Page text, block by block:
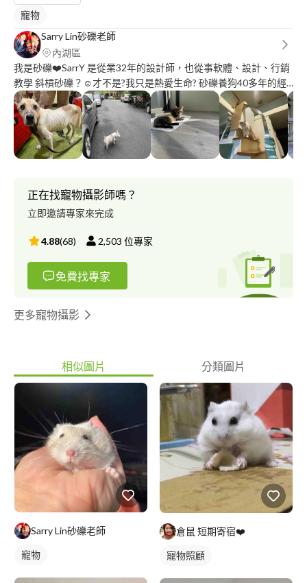
寵物
Sarry Lin砂礫老師
內湖區
我是砂礫❤️SarrY 是從業32年的設計師，也從事軟體、設計、行銷
教學 斜槓砂礫？☺️才不是?我只是熱愛生命? 砂礫養狗40多年的經
驗，自小即非常喜愛各類小動物，尤其是狗貓，對貓狗更有與生俱
來的敏銳度與熱情，如果說可以樂於工作，我想莫過於此了，放心
將您的愛犬愛貓交給我，因為~您的寶貝，砂礫也一樣愛他唷~
（by the way 砂礫養狗40多年！但視覺上砂礫真的沒有40多歲?，
其實砂礫的鵝子也跟砂礫一樣是寵物達人，21歲的鵝子、52歲的
之處，通常都是貓狗圍繞，很自然把我們當成自己（狗貓）誤?❤️
這也是我們生活中的一個小小喜樂源頭～
正在找寵物攝影師嗎？
立即邀請專家來完成
4.88(68) 2,503 位專家
免費找專家
更多寵物攝影
相似圖片 分類圖片
Sarry Lin砂礫老師
寵物
倉鼠 短期寄宿❤️
寵物照顧